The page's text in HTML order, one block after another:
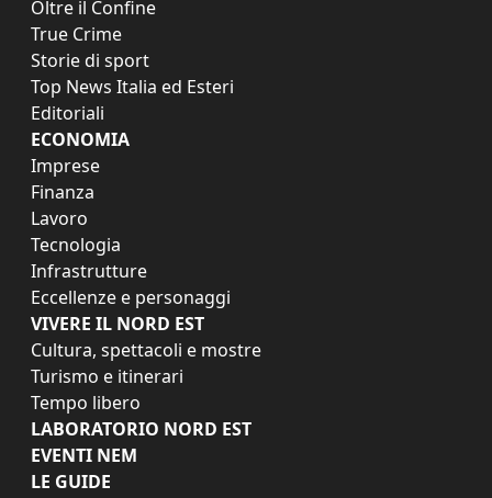
Oltre il Confine
True Crime
Storie di sport
Top News Italia ed Esteri
Editoriali
ECONOMIA
Imprese
Finanza
Lavoro
Tecnologia
Infrastrutture
Eccellenze e personaggi
VIVERE IL NORD EST
Cultura, spettacoli e mostre
Turismo e itinerari
Tempo libero
LABORATORIO NORD EST
EVENTI NEM
LE GUIDE